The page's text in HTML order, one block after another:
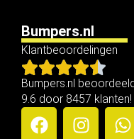
Bumpers.nl
Klantbeoordelingen
Bumpers.nl
9.6 door 8457 klanten!